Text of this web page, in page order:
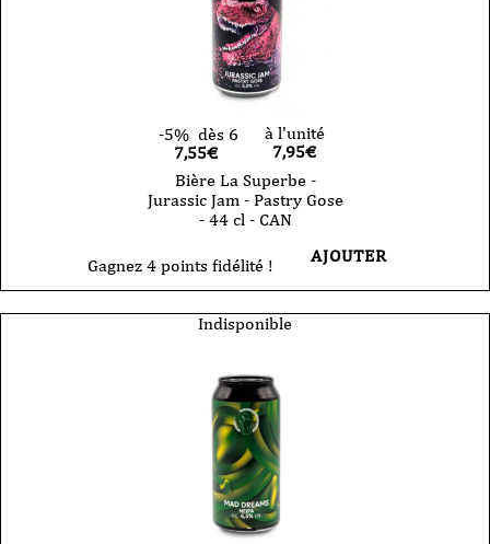
-5% dès 6
7,55€
à l'unité
7,95€
Bière La Superbe -
Jurassic Jam - Pastry Gose
- 44 cl - CAN
Gagnez 4 points fidélité ! AJOUTER
Indisponible